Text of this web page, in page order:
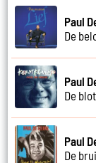
Paul
De
Paul
De
Paul
De